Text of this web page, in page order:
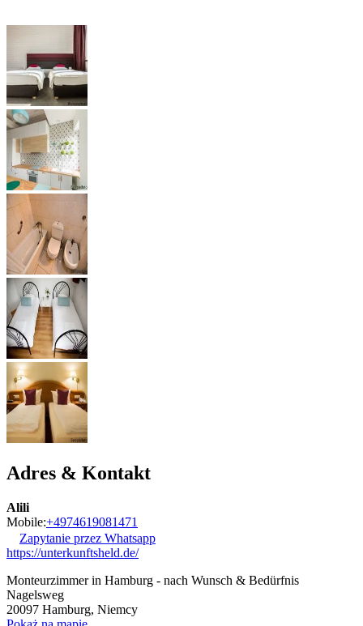
Adres & Kontakt
Alili
Mobile:+4974619081471
Zapytanie przez Whatsapp
https://unterkunftsheld.de/
Monteurzimmer in Hamburg - nach Wunsch & Bedürfnis
Nagelsweg
20097 Hamburg, Niemcy